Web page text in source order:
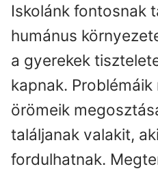
Iskolánk fontosnak
humánus
a gyerekek
kapnak.
örömeik
találjanak valakit,
fordulhatnak.